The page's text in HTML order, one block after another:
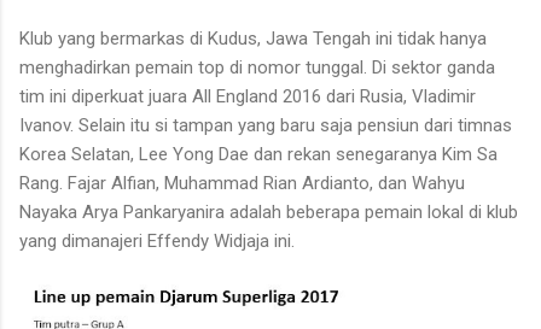
Klub yang bermarkas di Kudus, Jawa Tengah ini tidak hanya
menghadirkan pemain top di nomor tunggal. Di sektor ganda
tim ini diperkuat juara All England 2016 dari Rusia, Vladimir
Ivanov. Selain itu si tampan yang baru saja pensiun dari timnas
Korea Selatan, Lee Yong Dae dan rekan senegaranya Kim Sa
Rang. Fajar Alfian, Muhammad Rian Ardianto, dan Wahyu
Nayaka Arya Pankaryanira adalah beberapa pemain lokal di klub
yang dimanajeri Effendy Widjaja ini.